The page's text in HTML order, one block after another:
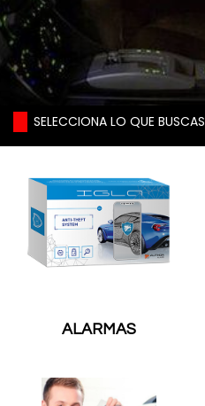
SELECCIONA LO QUE BUSCAS
ALARMAS